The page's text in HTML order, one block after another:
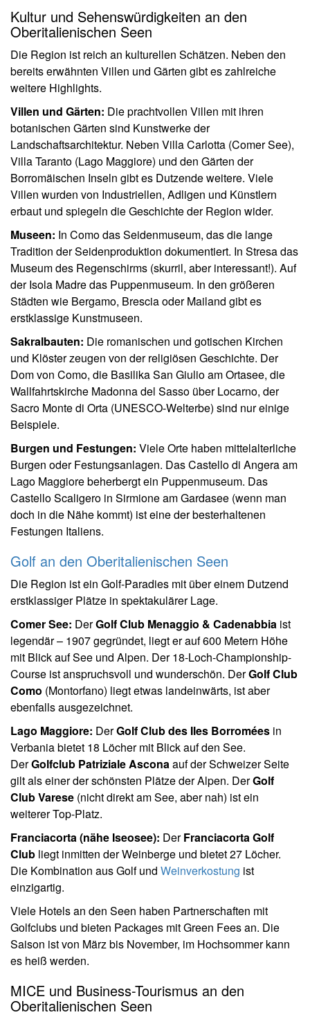
Kultur und Sehenswürdigkeiten an den
Oberitalienischen Seen
Die Region ist reich an kulturellen Schätzen. Neben den
bereits erwähnten Villen und Gärten gibt es zahlreiche
weitere Highlights.
Villen und Gärten: Die prachtvollen Villen mit ihren
botanischen Gärten sind Kunstwerke der
Landschaftsarchitektur. Neben Villa Carlotta (Comer See),
Villa Taranto (Lago Maggiore) und den Gärten der
Borromäischen Inseln gibt es Dutzende weitere. Viele
Villen wurden von Industriellen, Adligen und Künstlern
erbaut und spiegeln die Geschichte der Region wider.
Museen: In Como das Seidenmuseum, das die lange
Tradition der Seidenproduktion dokumentiert. In Stresa das
Museum des Regenschirms (skurril, aber interessant!). Auf
der Isola Madre das Puppenmuseum. In den größeren
Städten wie Bergamo, Brescia oder Mailand gibt es
erstklassige Kunstmuseen.
Sakralbauten: Die romanischen und gotischen Kirchen
und Klöster zeugen von der religiösen Geschichte. Der
Dom von Como, die Basilika San Giulio am Ortasee, die
Wallfahrtskirche Madonna del Sasso über Locarno, der
Sacro Monte di Orta (UNESCO-Welterbe) sind nur einige
Beispiele.
Burgen und Festungen: Viele Orte haben mittelalterliche
Burgen oder Festungsanlagen. Das Castello di Angera am
Lago Maggiore beherbergt ein Puppenmuseum. Das
Castello Scaligero in Sirmione am Gardasee (wenn man
doch in die Nähe kommt) ist eine der besterhaltenen
Festungen Italiens.
Golf an den Oberitalienischen Seen
Die Region ist ein Golf-Paradies mit über einem Dutzend
erstklassiger Plätze in spektakulärer Lage.
Comer See: DerGolf Club Menaggio & Cadenabbia ist
legendär – 1907 gegründet, liegt er auf 600 Metern Höhe
mit Blick auf See und Alpen. Der 18-Loch-Championship-
Course ist anspruchsvoll und wunderschön. DerGolf Club
Como (Montorfano) liegt etwas landeinwärts, ist aber
ebenfalls ausgezeichnet.
Lago Maggiore: DerGolf Club des Iles Borromées in
Verbania bietet 18 Löcher mit Blick auf den See.
DerGolfclub Patriziale Asconaauf der Schweizer Seite
gilt als einer der schönsten Plätze der Alpen. DerGolf
Club Varese (nicht direkt am See, aber nah) ist ein
weiterer Top-Platz.
Franciacorta (nähe Iseosee): DerFranciacorta Golf
Club liegt inmitten der Weinberge und bietet 27 Löcher.
Die Kombination aus Golf und Weinverkostung ist
einzigartig.
Viele Hotels an den Seen haben Partnerschaften mit
Golfclubs und bieten Packages mit Green Fees an. Die
Saison ist von März bis November, im Hochsommer kann
es heiß werden.
MICE und Business-Tourismus an den
Oberitalienischen Seen